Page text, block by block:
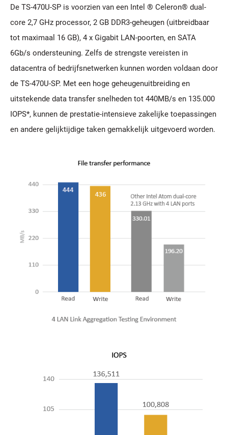
De TS-470U-SP is voorzien van een Intel ® Celeron® dual-
core 2,7 GHz processor, 2 GB DDR3-geheugen (uitbreidbaar
tot maximaal 16 GB), 4 x Gigabit LAN-poorten, en SATA
6Gb/s ondersteuning. Zelfs de strengste vereisten in
datacentra of bedrijfsnetwerken kunnen worden voldaan door
de TS-470U-SP. Met een hoge geheugenuitbreiding en
uitstekende data transfer snelheden tot 440MB/s en 135.000
IOPS*, kunnen de prestatie-intensieve zakelijke toepassingen
en andere gelijktijdige taken gemakkelijk uitgevoerd worden.